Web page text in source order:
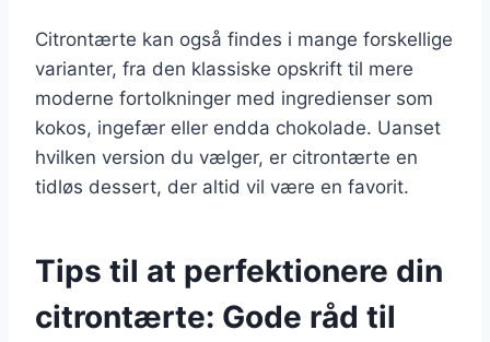
Citrontærte kan også findes i mange forskellige
varianter, fra den klassiske opskrift til mere
moderne fortolkninger med ingredienser som
kokos, ingefær eller endda chokolade. Uanset
hvilken version du vælger, er citrontærte en
tidløs dessert, der altid vil være en favorit.
Tips til at perfektionere din
citrontærte: Gode råd til